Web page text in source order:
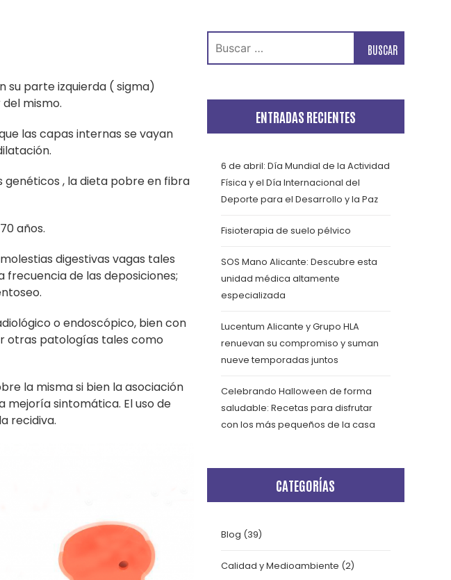
su parte izquierda ( sigma)
mismo.
las capas internas se vayan
, la dieta pobre en fibra
años.
digestivas vagas tales
frecuencia de las deposiciones;
o endoscópico, bien con
otras patologías tales como
la misma si bien la asociación
mejoría sintomática. El uso de
recidiva.
ENTRADAS RECIENTES
6 de abril: Día Mundial de la Actividad
Física y el Día Internacional del
Deporte para el Desarrollo y la Paz
Fisioterapia de suelo pélvico
SOS Mano Alicante: Descubre esta
unidad médica altamente
especializada
Lucentum Alicante y Grupo HLA
renuevan su compromiso y suman
nueve temporadas juntos
Celebrando Halloween de forma
saludable: Recetas para disfrutar
con los más pequeños de la casa
CATEGORÍAS
Blog (39)
Calidad y Medioambiente (2)